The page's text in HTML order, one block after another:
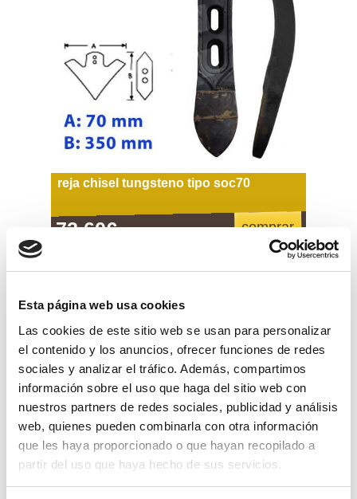
Esta página web usa cookies
Las cookies de este sitio web se usan para personalizar
el contenido y los anuncios, ofrecer funciones de redes
sociales y analizar el tráfico. Además, compartimos
información sobre el uso que haga del sitio web con
nuestros partners de redes sociales, publicidad y análisis
web, quienes pueden combinarla con otra información
que les haya proporcionado o que hayan recopilado a
partir del uso que haya hecho de sus servicios.
reja chisel tungsteno tipo soc70
72,60€ comprar